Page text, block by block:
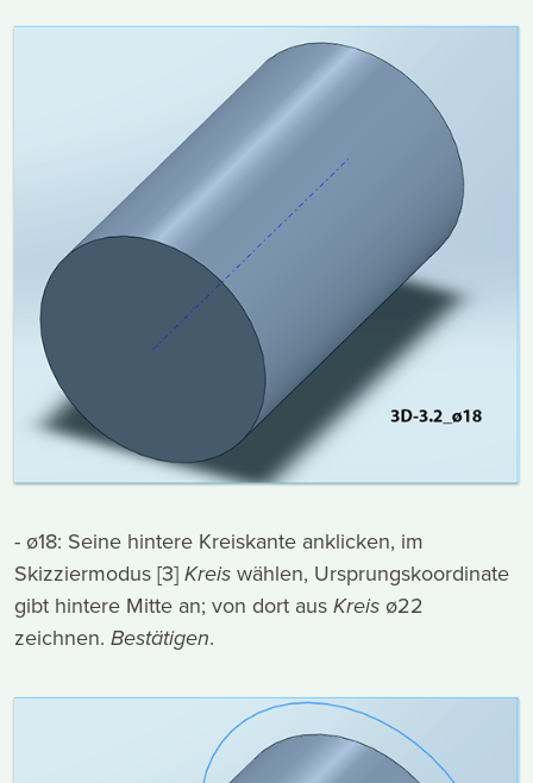
- ø18: Seine hintere Kreiskante anklicken, im
Skizziermodus [3]Kreiswählen, Ursprungskoordinate
gibt hintere Mitte an; von dort ausKreis ø22
zeichnen. Bestätigen.